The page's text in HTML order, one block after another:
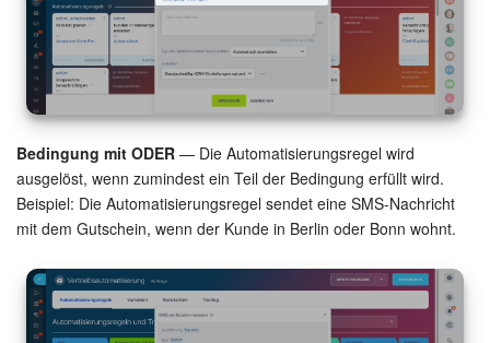
Bedingung mit ODER — Die Automatisierungsregel wird
ausgelöst, wenn zumindest ein Teil der Bedingung erfüllt wird.
Beispiel: Die Automatisierungsregel sendet eine SMS-Nachricht
mit dem Gutschein, wenn der Kunde in Berlin oder Bonn wohnt.